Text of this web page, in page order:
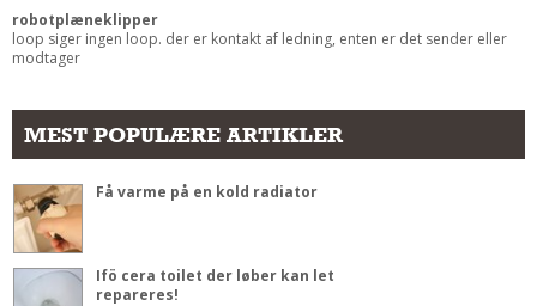
robotplæneklipper
loop siger ingen loop. der er kontakt af ledning, enten er det sender eller
modtager
MEST POPULÆRE ARTIKLER
Få varme på en kold radiator
Ifö cera toilet der løber kan let
repareres!